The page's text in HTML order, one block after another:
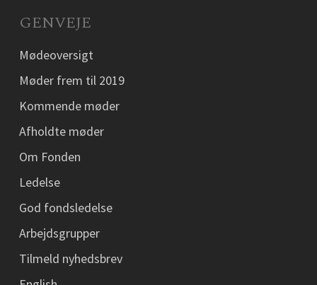
GENVEJE
Mødeoversigt
Møder frem til 2019
Kommende møder
Afholdte møder
Om Fonden
Ledelse
God fondsledelse
Arbejdsgrupper
Tilmeld nyhedsbrev